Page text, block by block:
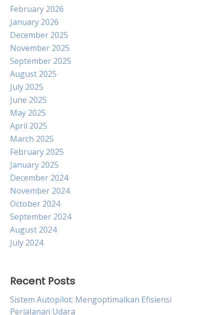
February 2026
January 2026
December 2025
November 2025
September 2025
August 2025
July 2025
June 2025
May 2025
April 2025
March 2025
February 2025
January 2025
December 2024
November 2024
October 2024
September 2024
August 2024
July 2024
Recent Posts
Sistem Autopilot: Mengoptimalkan Efisiensi
Perjalanan Udara